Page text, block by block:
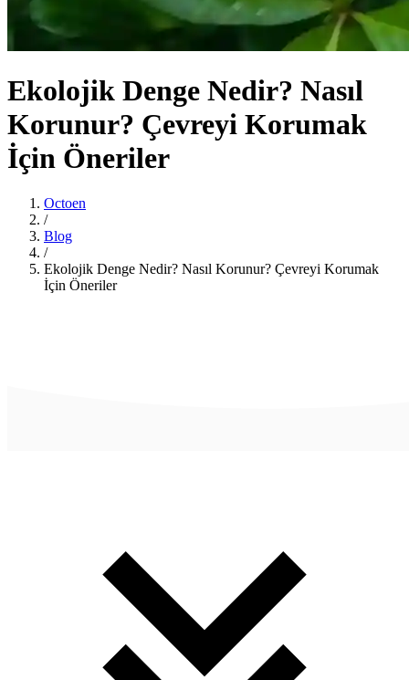
Ekolojik Denge Nedir? Nasıl
Korunur? Çevreyi Korumak
İçin Öneriler
Octoen
/
Blog
/
Ekolojik Denge Nedir? Nasıl Korunur? Çevreyi Korumak
İçin Öneriler